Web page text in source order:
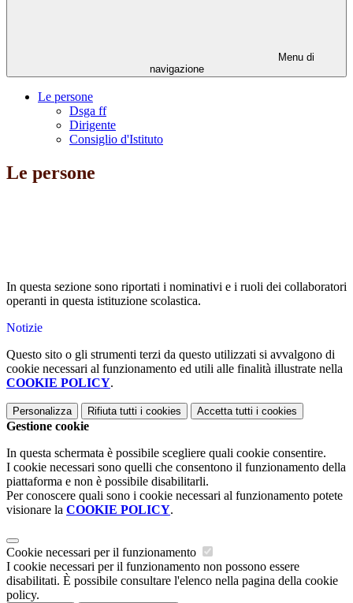
Menu di
navigazione
Le persone
Dsga ff
Dirigente
Consiglio d'Istituto
Le persone
In questa sezione sono riportati i nominativi e i ruoli dei collaboratori
operanti in questa istituzione scolastica.
Notizie
Questo sito o gli strumenti terzi da questo utilizzati si avvalgono di
cookie necessari al funzionamento ed utili alle finalità illustrate nella
COOKIE POLICY.
Personalizza Rifiuta tutti i cookies Accetta tutti i cookies
Gestione cookie
In questa schermata è possibile scegliere quali cookie consentire.
I cookie necessari sono quelli che consentono il funzionamento della
piattaforma e non è possibile disabilitarli.
Per conoscere quali sono i cookie necessari al funzionamento potete
visionare la COOKIE POLICY.
Cookie necessari per il funzionamento
I cookie necessari per il funzionamento non possono essere
disabilitati. È possibile consultare l'elenco nella pagina della cookie
policy.